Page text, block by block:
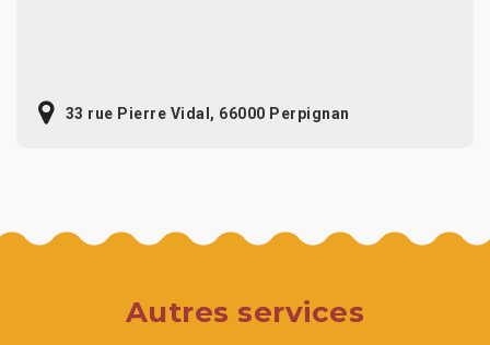
33 rue Pierre Vidal, 66000 Perpignan
Autres services